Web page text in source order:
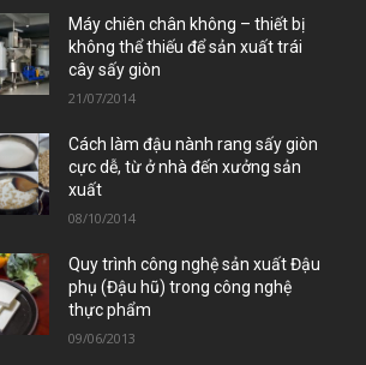
Máy chiên chân không – thiết bị
không thể thiếu để sản xuất trái
cây sấy giòn
21/07/2014
Cách làm đậu nành rang sấy giòn
cực dễ, từ ở nhà đến xưởng sản
xuất
08/10/2014
Quy trình công nghệ sản xuất Đậu
phụ (Đậu hũ) trong công nghệ
thực phẩm
09/06/2013